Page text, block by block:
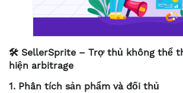
🛠️ SellerSprite – Trợ thủ không thể
hiện arbitrage
1. Phân tích sản phẩm và đối thủ